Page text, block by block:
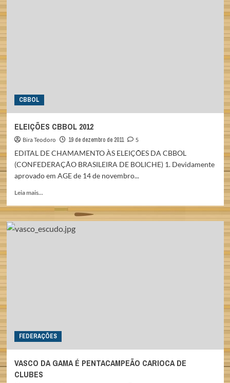
CBBOL
ELEIÇÕES CBBOL 2012
Bira Teodoro 19 de dezembro de 2011
5
EDITAL DE CHAMAMENTO ÀS ELEIÇÕES DA CBBOL
(CONFEDERAÇÃO BRASILEIRA DE BOLICHE) 1. Devidamente
aprovado em AGE de 14 de novembro...
Leia mais...
about
ELEIÇÕES
CBBOL
FEDERAÇÕES
VASCO DA GAMA É PENTACAMPEÃO CARIOCA DE
CLUBES